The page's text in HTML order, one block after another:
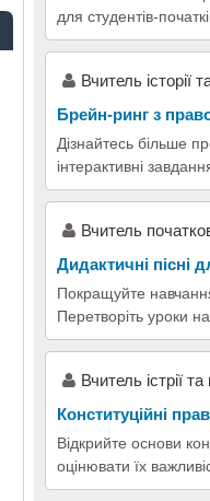
для студентів-
Вчитель історії
Брейн-ринг з
Дізнайтесь більше
інтерактивні
Вчитель
Дидактичні пісні
Покращуйте
Перетворіть уроки
Вчитель істрії
Конституційні
Відкрийте основи
оцінювати їх